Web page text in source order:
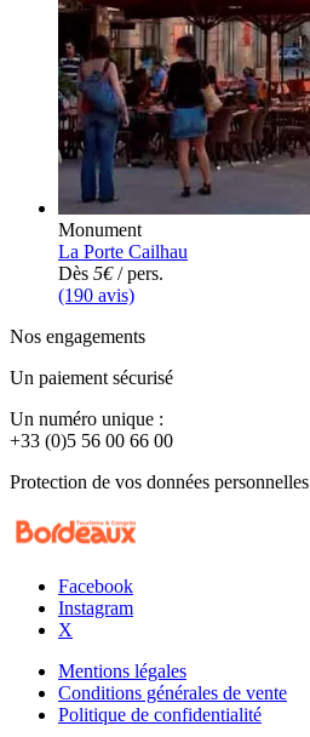
Monument
La Porte Cailhau
Dès 5€/ pers.
(190 avis)
Nos engagements
Un paiement sécurisé
Un numéro unique :
+33 (0)5 56 00 66 00
Protection de vos données personnelles
Facebook
Instagram
X
Mentions légales
Conditions générales de vente
Politique de confidentialité